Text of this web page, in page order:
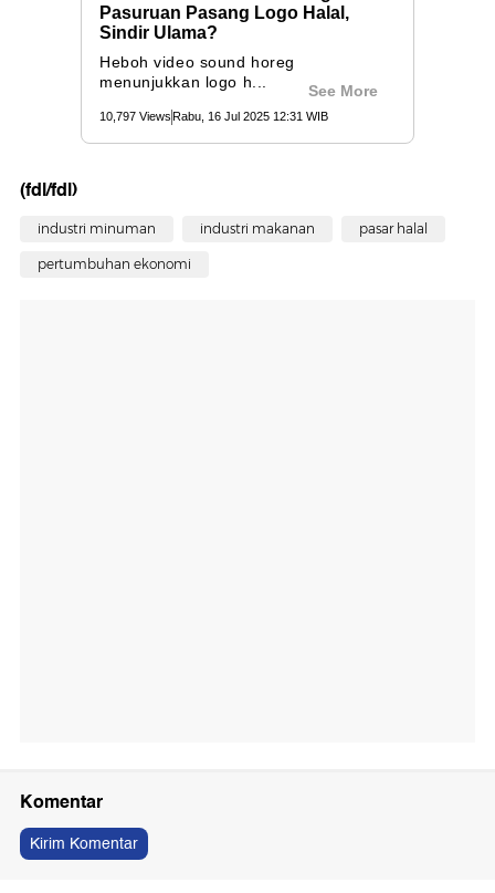
(fdl/fdl)
industri minuman industri makanan pasar halal
pertumbuhan ekonomi
Komentar
Kirim Komentar